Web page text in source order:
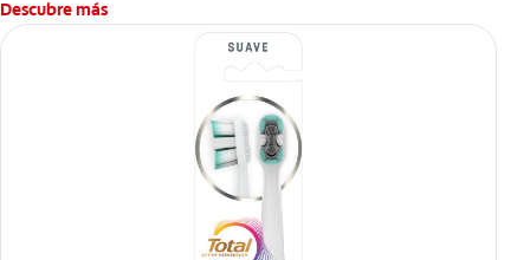
caries.
Descubre más